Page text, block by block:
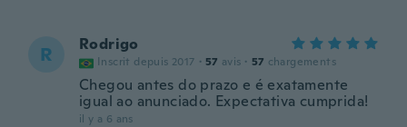
R Rodrigo
Inscrit depuis 2017 · 57 avis · 57 chargements
Chegou antes do prazo e é exatamente
igual ao anunciado. Expectativa cumprida!
il y a 6 ans